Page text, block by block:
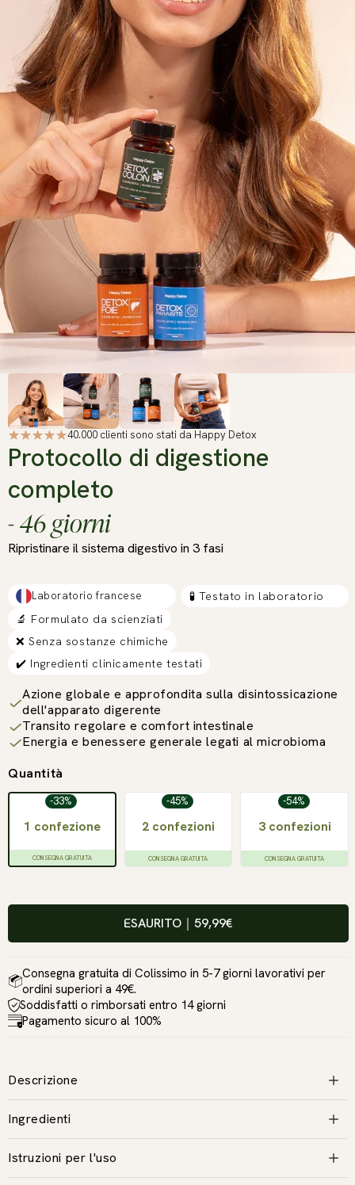
40.000 clienti sono stati da Happy Detox
Protocollo di digestione
completo
- 46 giorni
Ripristinare il sistema digestivo in 3 fasi
Laboratorio francese
🧪 Testato in laboratorio
🔬 Formulato da scienziati
❌ Senza sostanze chimiche
✔️ Ingredienti clinicamente testati
Azione globale e approfondita sulla disintossicazione
dell'apparato digerente
Transito regolare e comfort intestinale
Energia e benessere generale legati al microbioma
Quantità
-33%
1 confezione
CONSEGNA GRATUITA
-45%
2 confezioni
CONSEGNA GRATUITA
-54%
3 confezioni
CONSEGNA GRATUITA
ESAURITO ｜ 59,99€
Consegna gratuita di Colissimo in 5-7 giorni lavorativi per
ordini superiori a 49€.
Soddisfatti o rimborsati entro 14 giorni
Pagamento sicuro al 100%
Descrizione
Ingredienti
Istruzioni per l'uso